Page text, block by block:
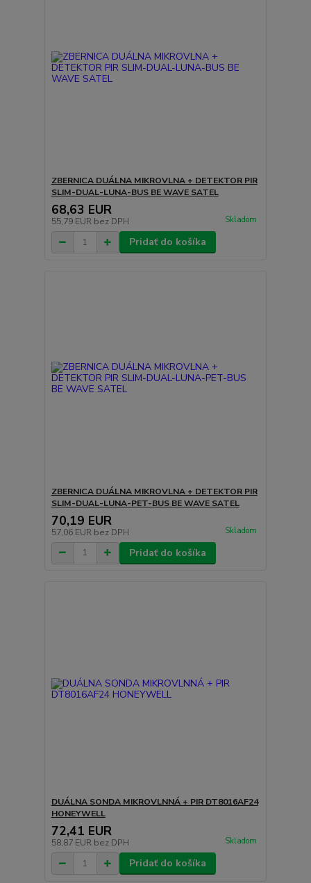
ZBERNICA DUÁLNA MIKROVLNA + DETEKTOR PIR
SLIM-DUAL-LUNA-BUS BE WAVE SATEL
68,63 EUR
55,79 EUR bez DPH Skladom
Pridať do košíka
ZBERNICA DUÁLNA MIKROVLNA + DETEKTOR PIR
SLIM-DUAL-LUNA-PET-BUS BE WAVE SATEL
70,19 EUR
57,06 EUR bez DPH Skladom
Pridať do košíka
DUÁLNA SONDA MIKROVLNNÁ + PIR DT8016AF24
HONEYWELL
72,41 EUR
58,87 EUR bez DPH Skladom
Pridať do košíka